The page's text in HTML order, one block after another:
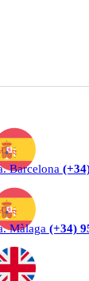
Barcelona
Màlaga (+34)